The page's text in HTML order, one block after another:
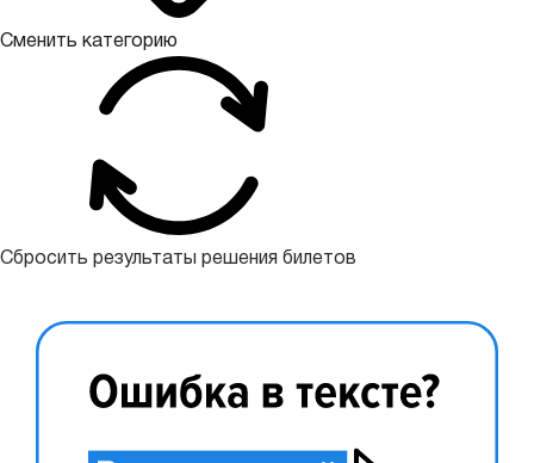
Сменить категорию
Сбросить результаты решения билетов